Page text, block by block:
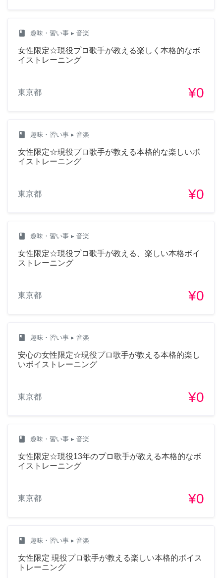
class 趣味・習い事 ▸ 音楽
女性限定☆現役プロ歌手が教える楽しく本格的なボ
イストレーニング
東京都 ¥0
class 趣味・習い事 ▸ 音楽
女性限定☆現役プロ歌手が教える本格的な楽しいボ
イストレーニング
東京都 ¥0
class 趣味・習い事 ▸ 音楽
女性限定☆現役プロ歌手が教える、楽しい本格ボイ
ストレーニング
東京都 ¥0
class 趣味・習い事 ▸ 音楽
安心の女性限定☆現役プロ歌手が教える本格的楽し
いボイストレーニング
東京都 ¥0
class 趣味・習い事 ▸ 音楽
女性限定☆現役13年のプロ歌手が教える本格的なボ
イストレーニング
東京都 ¥0
class 趣味・習い事 ▸ 音楽
女性限定 現役プロ歌手が教える楽しい本格的ボイス
トレーニング